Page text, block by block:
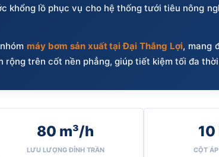
khổng lồ phục vụ cho hệ thống tưới tiêu nông
máy bơm sản xuất tại Đại Thắng Lợi, mang
rộng trên cốt nền phẳng, giúp tiết kiệm tối đa
80 m³/h
LƯU LƯỢNG ĐỈNH TRẦN
10
CỘT